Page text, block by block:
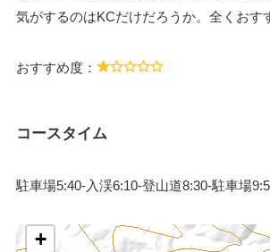
気がするのはKCだけだろうか。全くおす
おすすめ度：
コースタイム
駐車場5:40-入渓6:10-登山道8:30-駐車場
+